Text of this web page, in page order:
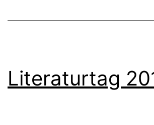
Literaturtag